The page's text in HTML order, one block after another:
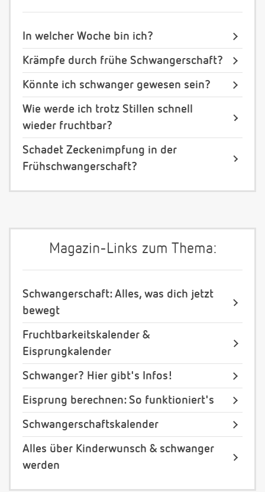
In welcher Woche bin ich?
Krämpfe durch frühe Schwangerschaft?
Könnte ich schwanger gewesen sein?
Wie werde ich trotz Stillen schnell
wieder fruchtbar?
Schadet Zeckenimpfung in der
Frühschwangerschaft?
Magazin-Links zum Thema:
Schwangerschaft: Alles, was dich jetzt
bewegt
Fruchtbarkeitskalender &
Eisprungkalender
Schwanger? Hier gibt's Infos!
Eisprung berechnen: So funktioniert's
Schwangerschaftskalender
Alles über Kinderwunsch & schwanger
werden